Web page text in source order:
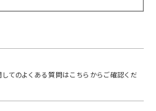
てのよくある質問はこちらからご確認くだ